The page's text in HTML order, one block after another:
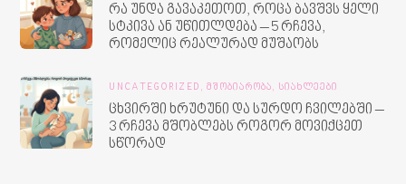
რა უნდა გავაკეთოთ, როცა ბავშვს ყელი
სტკივა ან უწითლდება – 5 რჩევა,
რომელიც რეალურად მუშაობს
UNCATEGORIZED, ᲛᲨᲝᲑᲘᲐᲠᲝᲑᲐ, ᲡᲘᲐᲮᲚᲔᲔᲑᲘ
ცხვირში ხრუტუნი და სურდო ჩვილებში –
3 რჩევა მშობლებს როგორ მოვიქცეთ
სწორად